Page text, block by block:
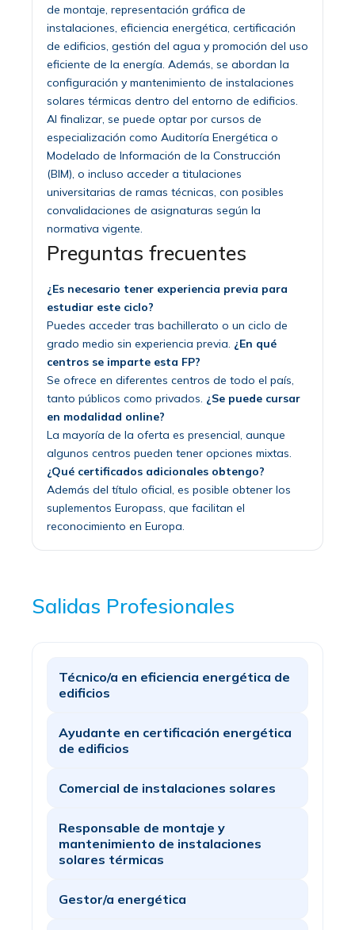
de montaje, representación gráfica de
instalaciones, eficiencia energética, certificación
de edificios, gestión del agua y promoción del uso
eficiente de la energía. Además, se abordan la
configuración y mantenimiento de instalaciones
solares térmicas dentro del entorno de edificios.
Al finalizar, se puede optar por cursos de
especialización como Auditoría Energética o
Modelado de Información de la Construcción
(BIM), o incluso acceder a titulaciones
universitarias de ramas técnicas, con posibles
convalidaciones de asignaturas según la
normativa vigente.
Preguntas frecuentes
¿Es necesario tener experiencia previa para
estudiar este ciclo?
Puedes acceder tras bachillerato o un ciclo de
grado medio sin experiencia previa. ¿En qué
centros se imparte esta FP?
Se ofrece en diferentes centros de todo el país,
tanto públicos como privados. ¿Se puede cursar
en modalidad online?
La mayoría de la oferta es presencial, aunque
algunos centros pueden tener opciones mixtas.
¿Qué certificados adicionales obtengo?
Además del título oficial, es posible obtener los
suplementos Europass, que facilitan el
reconocimiento en Europa.
Salidas Profesionales
Técnico/a en eficiencia energética de
edificios
Ayudante en certificación energética
de edificios
Comercial de instalaciones solares
Responsable de montaje y
mantenimiento de instalaciones
solares térmicas
Gestor/a energética